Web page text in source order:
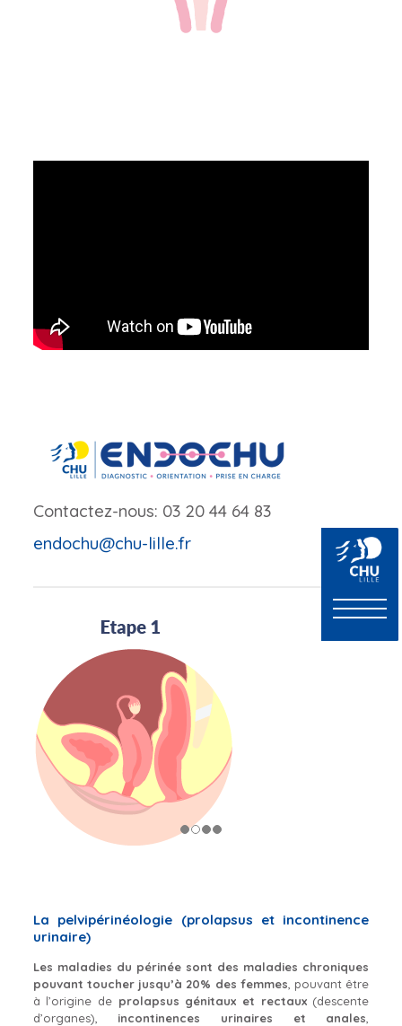
Contactez-nous: 03 20 44 64 83
endochu@chu-lille.fr
La pelvipérinéologie (prolapsus et incontinence
urinaire)
Les maladies du périnée sont des maladies chroniques
pouvant toucher jusqu’à 20% des femmes , pouvant être
à l’origine de prolapsus génitaux et rectaux(descente
d’organes),
incontinences urinaires et anales